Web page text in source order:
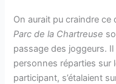
On aurait pu craindre
Parc de la Chartreuse
passage des joggeurs. Il
personnes réparties sur
participant, s’étalaient